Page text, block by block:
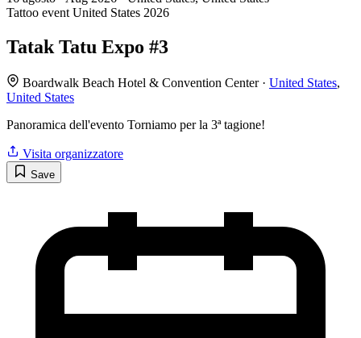
Tattoo event United States 2026
Tatak Tatu Expo #3
Boardwalk Beach Hotel & Convention Center · United States,
United States
Panoramica dell'evento Torniamo per la 3ª tagione!
Visita organizzatore
Save